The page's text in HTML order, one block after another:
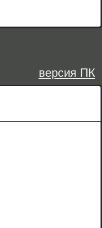
версия ПК